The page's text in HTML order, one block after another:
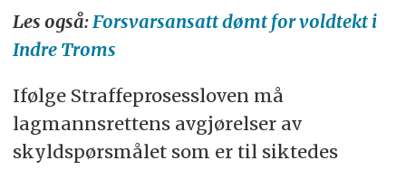
Les også:Forsvarsansatt dømt for voldtekt i
Indre Troms
Ifølge Straffeprosessloven må
lagmannsrettens avgjørelser av
skyldspørsmålet som er til siktedes